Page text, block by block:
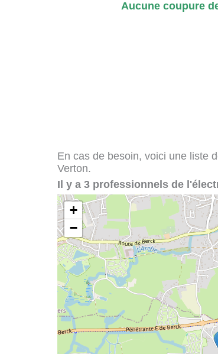
Aucune coupure
En cas de besoin, voici une liste
Verton.
Il y a 3 professionnels de
+
−